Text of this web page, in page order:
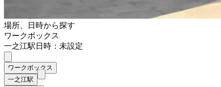
場所、日時から探す
ワークボックス
一之江駅日時：未設定
ワークボックス
一之江駅